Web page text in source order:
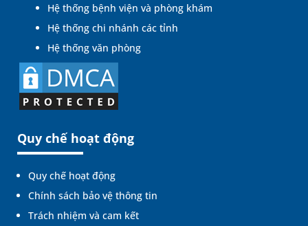
Hệ thống bệnh viện và phòng khám
Hệ thống chi nhánh các tỉnh
Hệ thống văn phòng
Quy chế hoạt động
Quy chế hoạt động
Chính sách bảo vệ thông tin
Trách nhiệm và cam kết